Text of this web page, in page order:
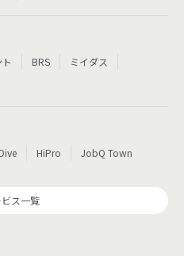
BRS
ミイダス
HiPro JobQ Town
ス一覧